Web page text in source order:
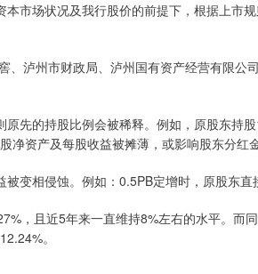
市场状况及我行股价的前提下，根据上市
泸州市财政局、泸州国有资产经营有限公
的持股比例会被稀释。例如，原股东持
资产及每股收益被摊薄，或影响股东分红金
相侵蚀。例如：0.5PB定增时，原股东直
，且近5年来一直维持8%左右的水平。而
。